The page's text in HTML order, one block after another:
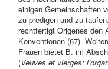
einigen Gemeinschaften
zu predigen und zu
rechtfertigt Origenes den
Konventionen (67).
Frauen bietet B. im
(Veuves et vierges: